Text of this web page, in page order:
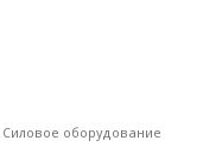
Силовое оборудование